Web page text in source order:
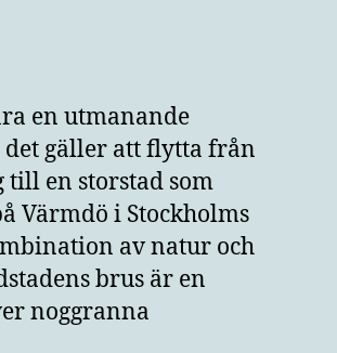
en utmanande
gäller att flytta från
till en storstad som
Värmdö i Stockholms
av natur och
brus är en
noggranna